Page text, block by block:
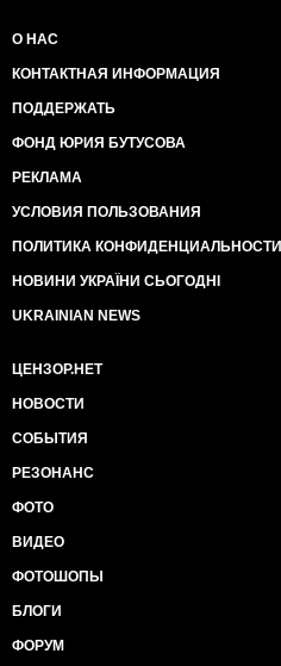
О НАС
КОНТАКТНАЯ ИНФОРМАЦИЯ
ПОДДЕРЖАТЬ
ФОНД ЮРИЯ БУТУСОВА
РЕКЛАМА
УСЛОВИЯ ПОЛЬЗОВАНИЯ
ПОЛИТИКА КОНФИДЕНЦИАЛЬНОСТИ
НОВИНИ УКРАЇНИ СЬОГОДНІ
UKRAINIAN NEWS
ЦЕНЗОР.НЕТ
НОВОСТИ
СОБЫТИЯ
РЕЗОНАНС
ФОТО
ВИДЕО
ФОТОШОПЫ
БЛОГИ
ФОРУМ